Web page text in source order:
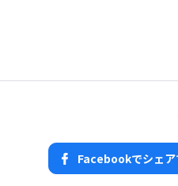
Facebookでシェア